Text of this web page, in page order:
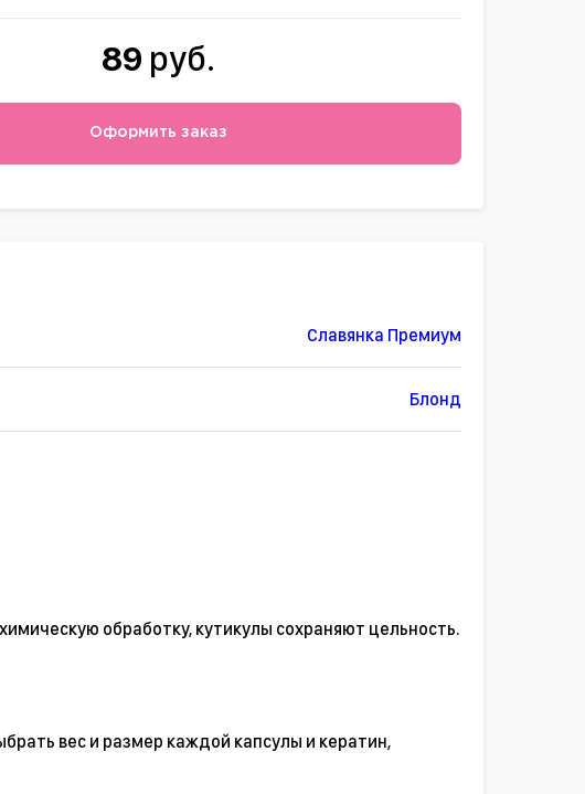
89 руб.
Оформить заказ
Славянка Премиум
Блонд
обработку, кутикулы сохраняют цельность.
вес и размер каждой капсулы и кератин,